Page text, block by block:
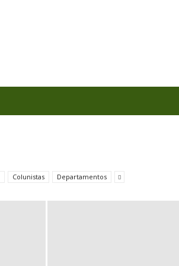
Colunistas Departamentos